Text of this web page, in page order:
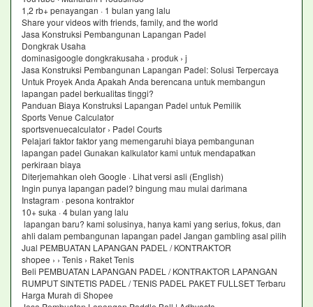
1,2 rb+ penayangan · 1 bulan yang lalu
Share your videos with friends, family, and the world
Jasa Konstruksi Pembangunan Lapangan Padel
Dongkrak Usaha
dominasigoogle dongkrakusaha › produk › j
Jasa Konstruksi Pembangunan Lapangan Padel: Solusi Terpercaya
Untuk Proyek Anda Apakah Anda berencana untuk membangun
lapangan padel berkualitas tinggi?
Panduan Biaya Konstruksi Lapangan Padel untuk Pemilik
Sports Venue Calculator
sportsvenuecalculator › Padel Courts
Pelajari faktor faktor yang memengaruhi biaya pembangunan
lapangan padel Gunakan kalkulator kami untuk mendapatkan
perkiraan biaya
Diterjemahkan oleh Google · Lihat versi asli (English)
Ingin punya lapangan padel? bingung mau mulai darimana
Instagram · pesona kontraktor
10+ suka · 4 bulan yang lalu
lapangan baru? kami solusinya, hanya kami yang serius, fokus, dan
ahli dalam pembangunan lapangan padel Jangan gambling asal pilih
Jual PEMBUATAN LAPANGAN PADEL / KONTRAKTOR
shopee › › Tenis › Raket Tenis
Beli PEMBUATAN LAPANGAN PADEL / KONTRAKTOR LAPANGAN
RUMPUT SINTETIS PADEL / TENIS PADEL PAKET FULLSET Terbaru
Harga Murah di Shopee